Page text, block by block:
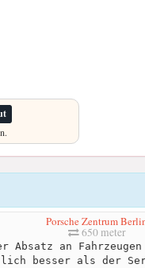
Porsche Zentrum
650 meter
Absatz an
besser als der